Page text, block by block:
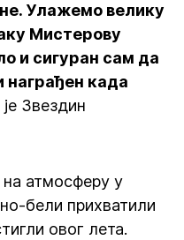
Улажемо велику
Мистерову
и сигуран сам да
награђен када
Звездин
атмосферу у
бели прихватили
овог лета.